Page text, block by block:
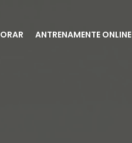
ORAR ANTRENAMENTE ONLINE